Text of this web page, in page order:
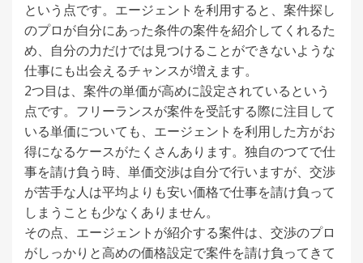
という点です。エージェントを利用すると、案件探し
のプロが自分にあった条件の案件を紹介してくれるた
め、自分の力だけでは見つけることができないような
仕事にも出会えるチャンスが増えます。
2つ目は、案件の単価が高めに設定されているという
点です。フリーランスが案件を受託する際に注目して
いる単価についても、エージェントを利用した方がお
得になるケースがたくさんあります。独自のつてで仕
事を請け負う時、単価交渉は自分で行いますが、交渉
が苦手な人は平均よりも安い価格で仕事を請け負って
しまうことも少なくありません。
その点、エージェントが紹介する案件は、交渉のプロ
がしっかりと高めの価格設定で案件を請け負ってきて